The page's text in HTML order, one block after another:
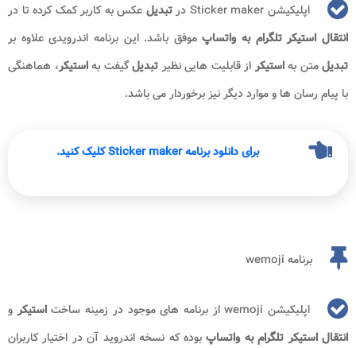
اپلیکیشن Sticker maker در تبدیل عکس به کاربر کمک کرده تا در
انتقال استیکر تلگرام به واتساپموفق باشد. این برنامه اندرویدی علاوه بر
تبدیلمتن بهاستیکراز قابلیت هایی نظیر تبدیلگیفت بهاستیکر، هماهنگی
با پیام رسان ها و موارد دیگر نیز برخوردار می باشد.
برای دانلود برنامه Sticker maker کلیک کنید.
برنامه wemoji
اپلیکیشن wemoji از برنامه های موجود در زمینه ساخت استیکر و
انتقال استیکر تلگرام به واتساپبوده که نسخه اندروید آن در اختیار کاربران